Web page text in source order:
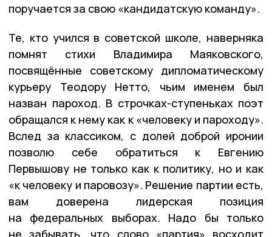
поручается за свою «кандидатскую команду».
Те, кто учился в советской школе, наверняка
помнят стихи Владимира Маяковского,
посвящённые советскому дипломатическому
курьеру Теодору Нетто, чьим именем был
назван пароход. В строчках-ступеньках поэт
обращался к нему как к «человеку и пароходу».
Вслед за классиком, с долей доброй иронии
позволю себе обратиться к Евгению
Первышову не только как к политику, но и как
«к человеку и паровозу». Решение партии есть,
вам доверена лидерская позиция
на федеральных выборах. Надо бы только
не забывать, что слово «партия» восходит